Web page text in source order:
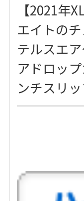
【2021年
エイトの
テルスエ
アドロッ
ンチスリ